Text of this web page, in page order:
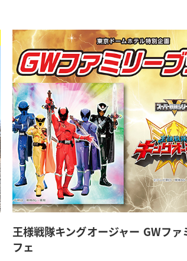
王様戦隊キングオージャー GWファ
フェ